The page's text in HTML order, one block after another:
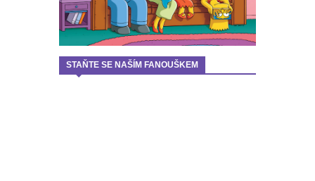
STAŇTE SE NAŠÍM FANOUŠKEM